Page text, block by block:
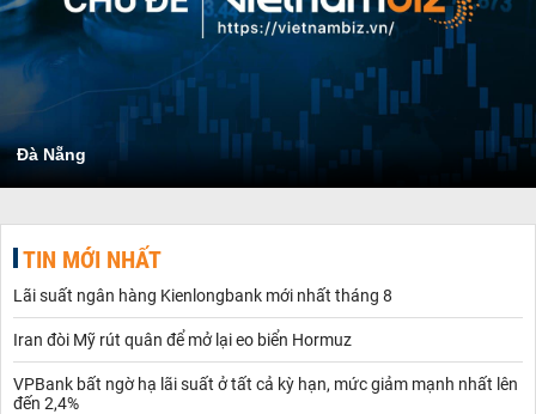
Đà Nẵng
TIN MỚI NHẤT
Lãi suất ngân hàng Kienlongbank mới nhất tháng 8
Iran đòi Mỹ rút quân để mở lại eo biển Hormuz
VPBank bất ngờ hạ lãi suất ở tất cả kỳ hạn, mức giảm mạnh nhất lên
đến 2,4%